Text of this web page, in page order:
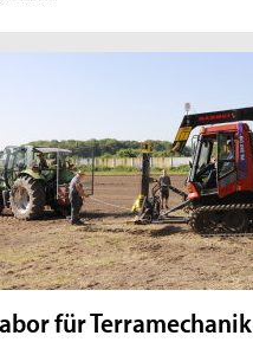
für Terramechanik